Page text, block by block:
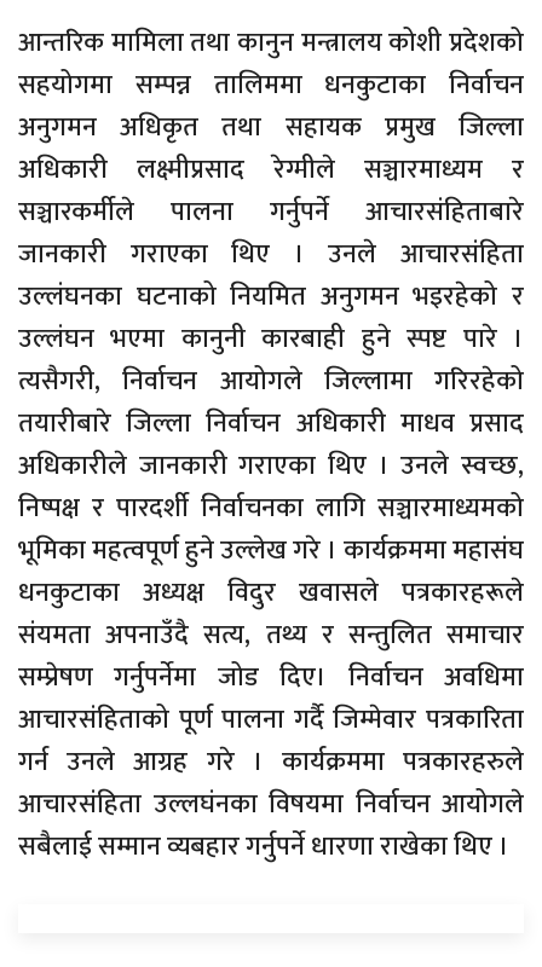
आन्तरिक मामिला तथा कानुन मन्त्रालय कोशी प्रदेशको
सहयोगमा सम्पन्न तालिममा धनकुटाका निर्वाचन
अनुगमन अधिकृत तथा सहायक प्रमुख जिल्ला
अधिकारी लक्ष्मीप्रसाद रेग्मीले सञ्चारमाध्यम र
सञ्चारकर्मीले पालना गर्नुपर्ने आचारसंहिताबारे
जानकारी गराएका थिए । उनले आचारसंहिता
उल्लंघनका घटनाको नियमित अनुगमन भइरहेको र
उल्लंघन भएमा कानुनी कारबाही हुने स्पष्ट पारे ।
त्यसैगरी, निर्वाचन आयोगले जिल्लामा गरिरहेको
तयारीबारे जिल्ला निर्वाचन अधिकारी माधव प्रसाद
अधिकारीले जानकारी गराएका थिए । उनले स्वच्छ,
निष्पक्ष र पारदर्शी निर्वाचनका लागि सञ्चारमाध्यमको
भूमिका महत्वपूर्ण हुने उल्लेख गरे । कार्यक्रममा महासंघ
धनकुटाका अध्यक्ष विदुर खवासले पत्रकारहरूले
संयमता अपनाउँदै सत्य, तथ्य र सन्तुलित समाचार
सम्प्रेषण गर्नुपर्नेमा जोड दिए। निर्वाचन अवधिमा
आचारसंहिताको पूर्ण पालना गर्दै जिम्मेवार पत्रकारिता
गर्न उनले आग्रह गरे । कार्यक्रममा पत्रकारहरुले
आचारसंहिता उल्लघंनका विषयमा निर्वाचन आयोगले
सबैलाई सम्मान व्यबहार गर्नुपर्ने धारणा राखेका थिए ।